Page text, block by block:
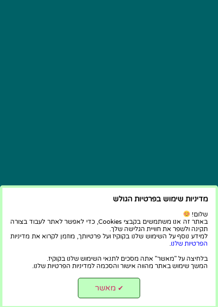
מדיניות שימוש בפרטיות הגולש
שלום!
באתר זה אנו משתמשים בקבצי Cookies, כדי לאפשר לאתר לעבוד בצורה
תקינה ולשפר את חוויית הגלישה שלך.
למידע נוסף על השימוש שלנו בקוקיז ועל פרטיותך, מוזמן לקרוא את מדיניות
הפרטיות שלנו.
בלחיצה על "מאשר" אתה מסכים לתנאי השימוש שלנו בקוקיז.
המשך שימוש באתר מהווה אישור והסכמה למדיניות הפרטיות שלנו.
✔ מאשר